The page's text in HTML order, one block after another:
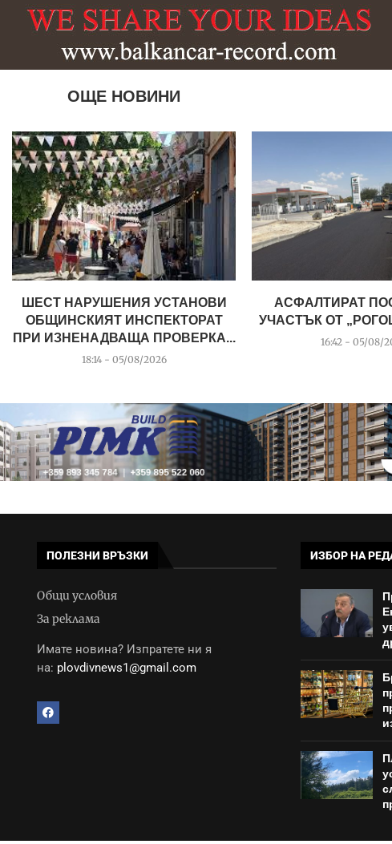
ОЩЕ НОВИНИ
ШЕСТ НАРУШЕНИЯ УСТАНОВИ
ОБЩИНСКИЯТ ИНСПЕКТОРАТ
ПРИ ИЗНЕНАДВАЩА ПРОВЕРКА...
18:14 - 05/08/2026
АСФАЛТИРАТ
УЧАСТЪК ОТ
16:42 - 05/08/
ПОЛЕЗНИ ВРЪЗКИ
Общи условия
За реклама
Имате новина? Изпратете ни я
на: plovdivnews1@gmail.com
ИЗБОР НА